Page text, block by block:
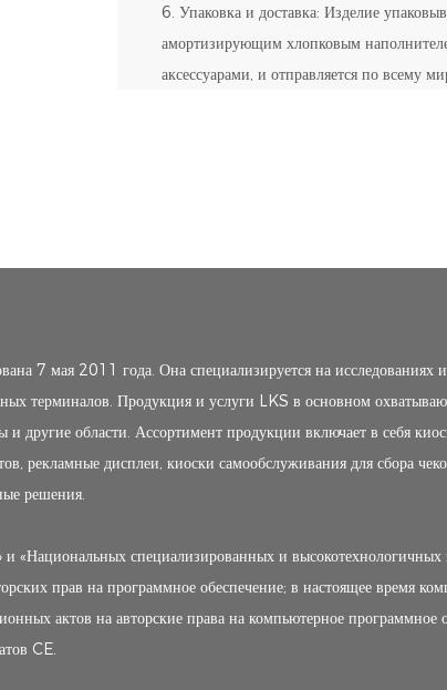
6. Упаковка и доставка: Изделие
амортизирующим хлопковым
аксессуарами, и отправляется по всему
2011 года. Она специализируется на исследованиях и
терминалов. Продукция и услуги LKS в основном
другие области. Ассортимент продукции включает в себя
рекламные дисплеи, киоски самообслуживания для сбора
решения.
«Национальных специализированных и
прав на программное обеспечение; в настоящее время
актов на авторские права на компьютерное программное
CE.